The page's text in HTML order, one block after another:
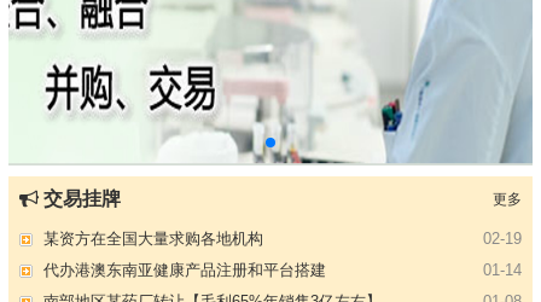
更多
交易挂牌
07-09
【专注投资】城投 交投 建投等国企项目合作
04-12
【寻求合作】海外代理、慈善机构
02-19
某资方在全国大量求购各地机构
01-14
代办港澳东南亚健康产品注册和平台搭建